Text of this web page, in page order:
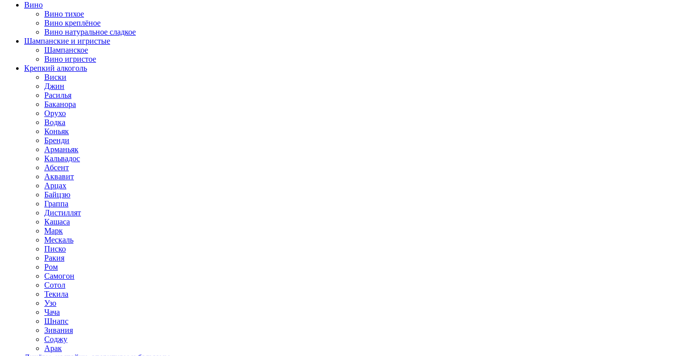
Вино
Вино тихое
Вино креплёное
Вино натуральное сладкое
Шампанские и игристые
Шампанское
Вино игристое
Крепкий алкоголь
Виски
Джин
Расилья
Баканора
Орухо
Водка
Коньяк
Бренди
Арманьяк
Кальвадос
Абсент
Аквавит
Арцах
Байцзю
Граппа
Дистиллят
Кашаса
Марк
Мескаль
Писко
Ракия
Ром
Самогон
Сотол
Текила
Узо
Чача
Шнапс
Зивания
Соджу
Арак